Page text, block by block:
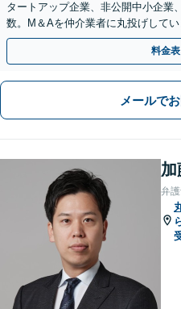
タートアップ企業、非公開中小企業
数。M＆Aを仲介業者に丸投げして
や契約書作成・交渉はお任せくださ
料金
メールで
加
弁